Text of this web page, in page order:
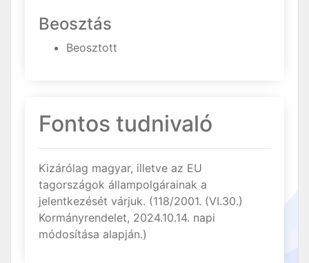
Beosztás
Beosztott
Fontos tudnivaló
Kizárólag magyar, illetve az EU
tagországok állampolgárainak a
jelentkezését várjuk. (118/2001. (VI.30.)
Kormányrendelet, 2024.10.14. napi
módosítása alapján.)